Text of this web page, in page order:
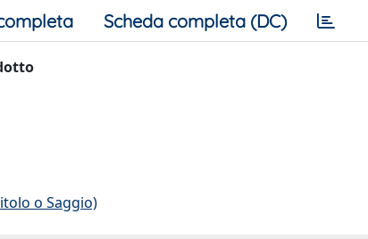
Scheda completa (DC)
o Saggio)